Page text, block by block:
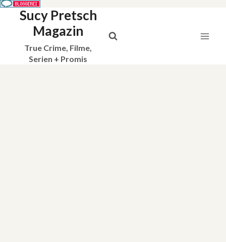
Sucy Pretsch
Magazin
True Crime, Filme,
Serien + Promis